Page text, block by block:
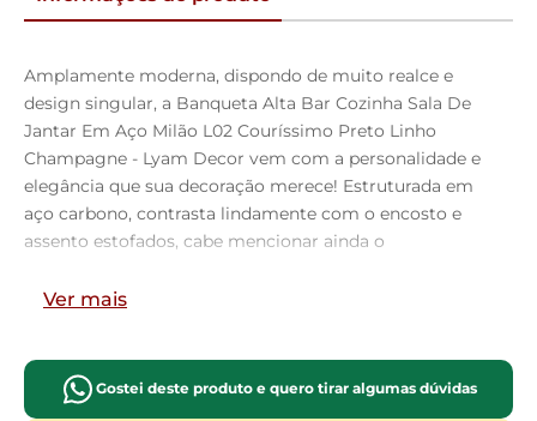
Amplamente moderna, dispondo de muito realce e
design singular, a Banqueta Alta Bar Cozinha Sala De
Jantar Em Aço Milão L02 Couríssimo Preto Linho
Champagne - Lyam Decor vem com a personalidade e
elegância que sua decoração merece! Estruturada em
aço carbono, contrasta lindamente com o encosto e
assento estofados, cabe mencionar ainda o
assento em Linho, é confeccionada por materiais de
Possui altura ideal, garantindo o encaixe perfeito no
ambiente, otimizando seu espaço e promovendo
Ver mais
Gostei deste produto e quero tirar algumas dúvidas